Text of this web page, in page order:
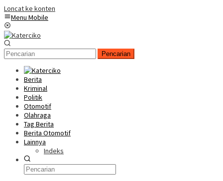
Loncat ke konten
Menu Mobile
Pencarian
Berita
Kriminal
Politik
Otomotif
Olahraga
Tag Berita
Berita Otomotif
Lainnya
Indeks